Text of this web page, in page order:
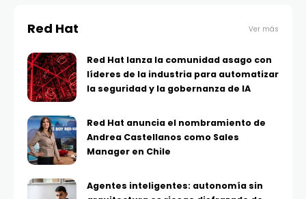
Red Hat Ver más
Red Hat lanza la comunidad asago con
líderes de la industria para automatizar
la seguridad y la gobernanza de IA
Red Hat anuncia el nombramiento de
Andrea Castellanos como Sales
Manager en Chile
Agentes inteligentes: autonomía sin